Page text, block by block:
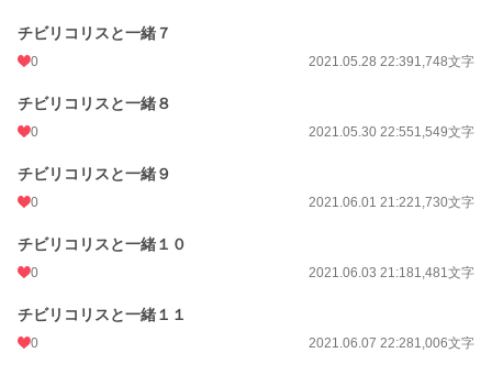
チビリコリスと一緒７
0 2021.05.28 22:391,748文字
チビリコリスと一緒８
0 2021.05.30 22:551,549文字
チビリコリスと一緒９
0 2021.06.01 21:221,730文字
チビリコリスと一緒１０
0 2021.06.03 21:181,481文字
チビリコリスと一緒１１
0 2021.06.07 22:281,006文字